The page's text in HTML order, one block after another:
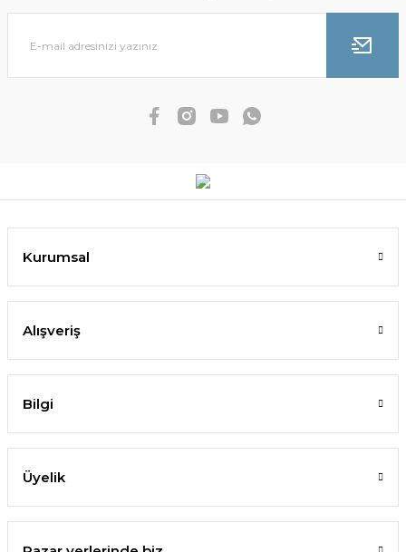
Kurumsal
Alışveriş
Bilgi
Üyelik